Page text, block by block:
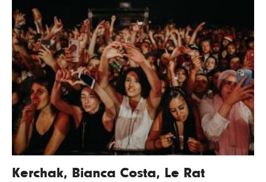
Kerchak, Bianca Costa, Le Rat